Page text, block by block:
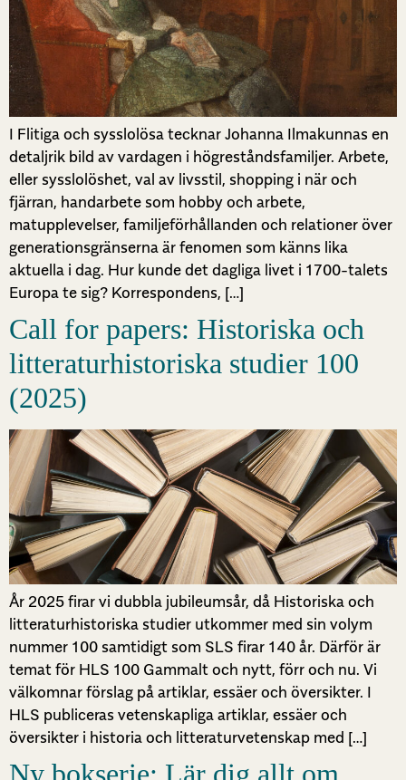
I Flitiga och sysslolösa tecknar Johanna Ilmakunnas en
detaljrik bild av vardagen i högreståndsfamiljer. Arbete,
eller sysslolöshet, val av livsstil, shopping i när och
fjärran, handarbete som hobby och arbete,
matupplevelser, familjeförhållanden och relationer över
generationsgränserna är fenomen som känns lika
aktuella i dag. Hur kunde det dagliga livet i 1700-talets
Europa te sig? Korrespondens, […]
Call for papers: Historiska och
litteraturhistoriska studier 100
(2025)
År 2025 firar vi dubbla jubileumsår, då Historiska och
litteraturhistoriska studier utkommer med sin volym
nummer 100 samtidigt som SLS firar 140 år. Därför är
temat för HLS 100 Gammalt och nytt, förr och nu. Vi
välkomnar förslag på artiklar, essäer och översikter. I
HLS publiceras vetenskapliga artiklar, essäer och
översikter i historia och litteraturvetenskap med […]